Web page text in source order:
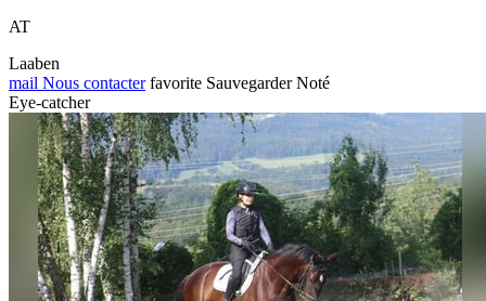
AT
Laaben
mail Nous contacter favorite Sauvegarder Noté
Eye-catcher